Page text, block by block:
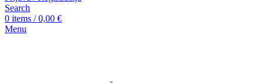
Search
0 items / 0,00 €
Menu